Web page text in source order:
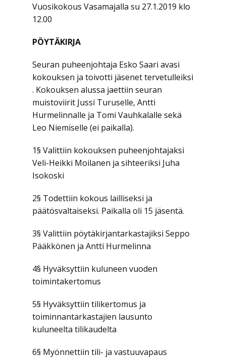
Vuosikokous Vasamajalla su 27.1.2019 klo
12.00
PÖYTÄKIRJA
Seuran puheenjohtaja Esko Saari avasi
kokouksen ja toivotti jäsenet tervetulleiksi
. Kokouksen alussa jaettiin seuran
muistoviirit Jussi Turuselle, Antti
Hurmelinnalle ja Tomi Vauhkalalle sekä
Leo Niemiselle (ei paikalla).
1§ Valittiin kokouksen puheenjohtajaksi
Veli-Heikki Moilanen ja sihteeriksi Juha
Isokoski
2§ Todettiin kokous lailliseksi ja
päätösvaltaiseksi. Paikalla oli 15 jäsentä.
3§ Valittiin pöytäkirjantarkastajiksi Seppo
Pääkkönen ja Antti Hurmelinna
4§ Hyväksyttiin kuluneen vuoden
toimintakertomus
5§ Hyväksyttiin tilikertomus ja
toiminnantarkastajien lausunto
kuluneelta tilikaudelta
6§ Myönnettiin tili- ja vastuuvapaus